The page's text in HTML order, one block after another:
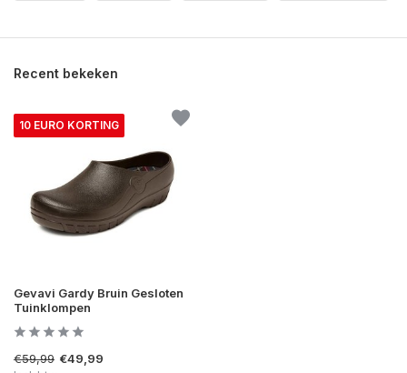
Recent bekeken
10 EURO KORTING
Gevavi Gardy Bruin Gesloten
Tuinklompen
€59,99 €49,99